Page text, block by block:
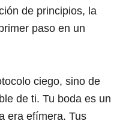
de principios, la
paso en un
ciego, sino de
de ti. Tu boda es un
era efímera. Tus